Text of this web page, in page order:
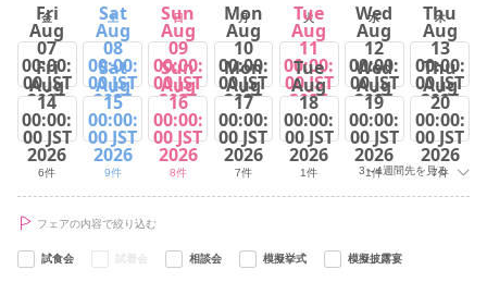
金 土 日 月 火 水 木
Fri
Aug
07
00:00:
00 JST
2026
6件
Sat
Aug
08
00:00:
00 JST
2026
6件
Sun
Aug
09
00:00:
00 JST
2026
9件
Mon
Aug
10
00:00:
00 JST
2026
7件
Tue
Aug
11
00:00:
00 JST
2026
5件
Wed
Aug
12
00:00:
00 JST
2026
1件
Thu
Aug
13
00:00:
00 JST
2026
7件
Fri
Aug
14
00:00:
00 JST
2026
6件
Sat
Aug
15
00:00:
00 JST
2026
9件
Sun
Aug
16
00:00:
00 JST
2026
8件
Mon
Aug
17
00:00:
00 JST
2026
7件
Tue
Aug
18
00:00:
00 JST
2026
1件
Wed
Aug
19
00:00:
00 JST
2026
1件
Thu
Aug
20
00:00:
00 JST
2026
7件
3～4週間先を見る
フェアの内容で絞り込む
試食会 試着会 相談会 模擬挙式 模擬披露宴